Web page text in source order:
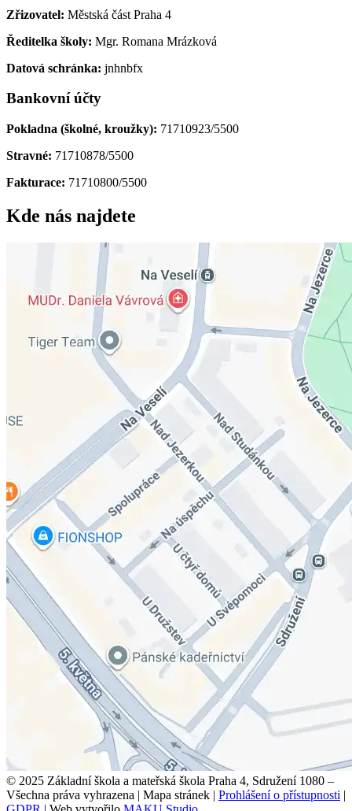
Zřizovatel: Městská část Praha 4
Ředitelka školy: Mgr. Romana Mrázková
Datová schránka: jnhnbfx
Bankovní účty
Pokladna (školné, kroužky): 71710923/5500
Stravné: 71710878/5500
Fakturace: 71710800/5500
Kde nás najdete
© 2025 Základní škola a mateřská škola Praha 4, Sdružení 1080 –
Všechna práva vyhrazena | Mapa stránek | Prohlášení o přístupnosti |